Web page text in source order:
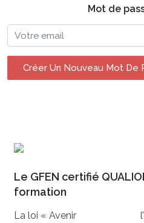
Mot de
Créer Un Nouveau Mot De
Le GFEN certifié
formation
La loi « Avenir